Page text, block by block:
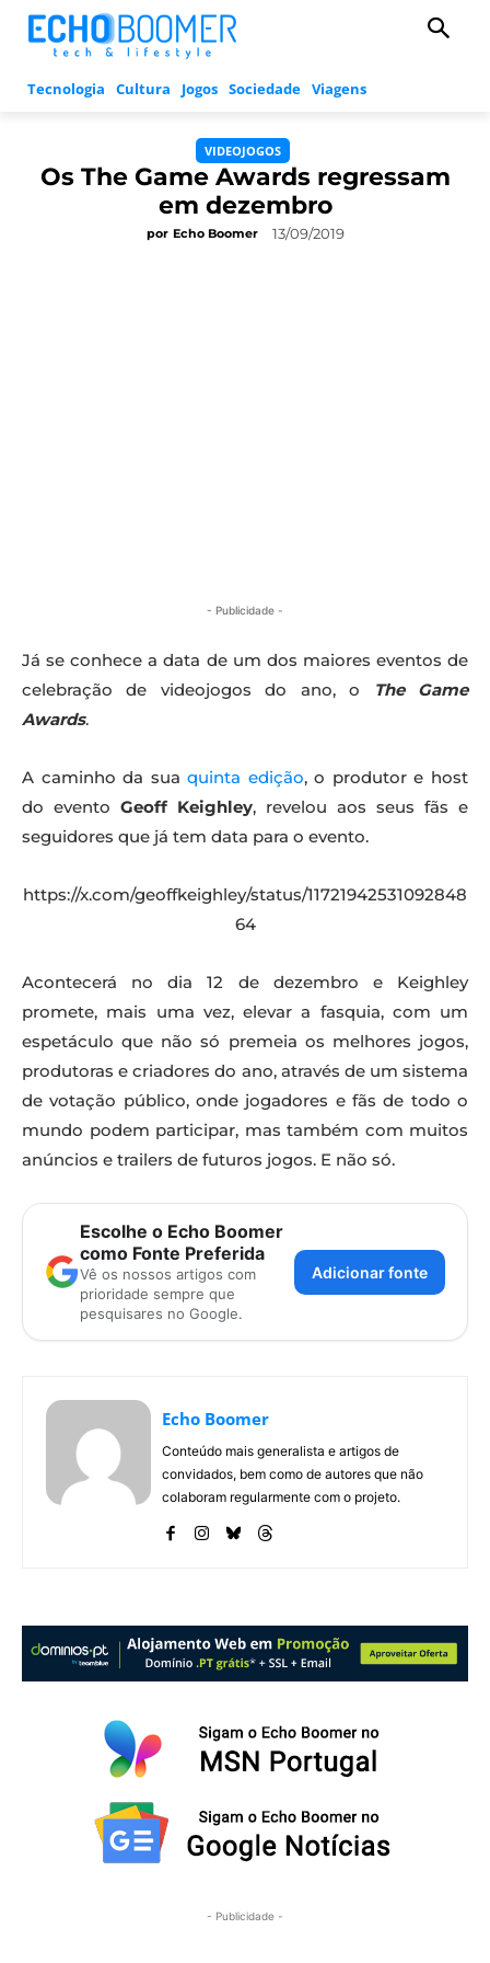
Tecnologia Cultura Jogos Sociedade Viagens
VIDEOJOGOS
Os The Game Awards regressam
em dezembro
por Echo Boomer 13/09/2019
- Publicidade -
Já se conhece a data de um dos maiores eventos de
celebração de videojogos do ano, o The Game
Awards.
A caminho da suaquinta edição, o produtor e host
do evento Geoff Keighley, revelou aos seus fãs e
seguidores que já tem data para o evento.
https://x.com/geoffkeighley/status/11721942531092848
64
Acontecerá no dia 12 de dezembro e Keighley
promete, mais uma vez, elevar a fasquia, com um
espetáculo que não só premeia os melhores jogos,
produtoras e criadores do ano, através de um sistema
de votação público, onde jogadores e fãs de todo o
mundo podem participar, mas também com muitos
anúncios e trailers de futuros jogos. E não só.
Escolhe o Echo Boomer
como Fonte Preferida
Vê os nossos artigos com
prioridade sempre que
pesquisares no Google.
Adicionar fonte
Echo Boomer
Conteúdo mais generalista e artigos de
convidados, bem como de autores que não
colaboram regularmente com o projeto.
- Publicidade -